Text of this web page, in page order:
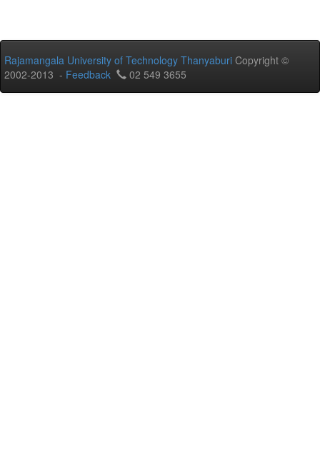
Rajamangala University of Technology Thanyaburi Copyright ©
2002-2013 - Feedback 02 549 3655